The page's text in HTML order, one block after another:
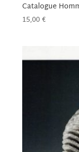
Catalogue
15,00€